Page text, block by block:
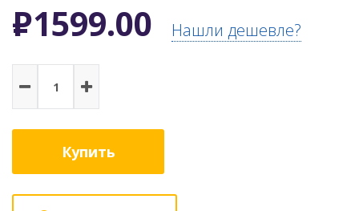
Р1599.00 Нашли дешевле?
Купить